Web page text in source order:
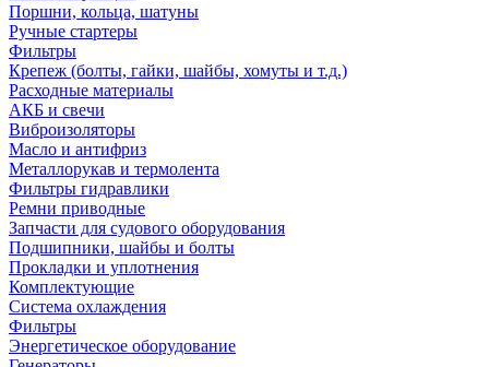
Поршни, кольца, шатуны
Ручные стартеры
Фильтры
Крепеж (болты, гайки, шайбы, хомуты и т.д.)
Расходные материалы
АКБ и свечи
Виброизоляторы
Масло и антифриз
Металлорукав и термолента
Фильтры гидравлики
Ремни приводные
Запчасти для судового оборудования
Подшипники, шайбы и болты
Прокладки и уплотнения
Комплектующие
Система охлаждения
Фильтры
Энергетическое оборудование